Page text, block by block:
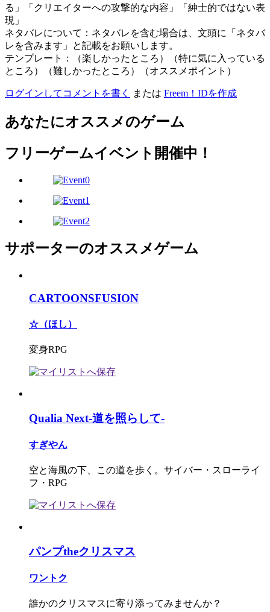
る」「クリエイターへの攻撃的な内容」「紳士的ではない表
現」
ネタバレについて：ネタバレを含む場合は、文頭に「ネタバ
レを含みます」と記載をお願いします。
テンプレート：（楽しかったところ）（特に気に入っている
ところ）（難しかったところ）（オススメポイント）
ログインしてコメントを書く または Freem！IDを作成
あなたにオススメのゲーム
フリーゲームイベント開催中！
サポーターのオススメゲーム
CARTOONSFUSION
☆（ほし）
変身RPG
Qualia Next-道を照らして-
すぎやん
空と海風の下、この道を歩く。サイバー・スローライ
フ・RPG
パンプtheクリスマス
ワントク
誰かのクリスマスに寄り添ってみませんか？